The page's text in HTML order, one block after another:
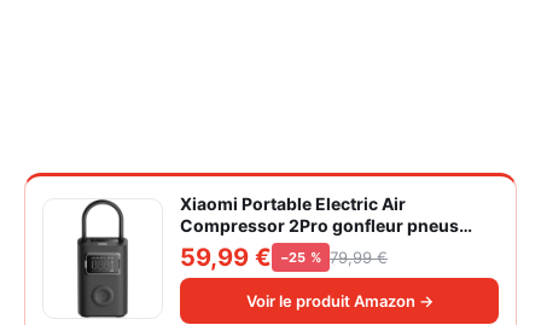
Xiaomi Portable Electric Air
Compressor 2Pro gonfleur pneus
voiture | ±1PSI Contrôle pression
pneus, 45s gonflage rapide, batterie
longue durée, avec éclairage, grand
cylindre à air 27 mm
59,99 € −25 % 79,99 €
Voir le produit Amazon →